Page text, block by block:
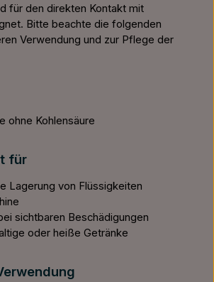
für den direkten Kontakt mit
Bitte beachte die folgenden
Verwendung und zur Pflege der
ohne Kohlensäure
für
Lagerung von Flüssigkeiten
sichtbaren Beschädigungen
oder heiße Getränke